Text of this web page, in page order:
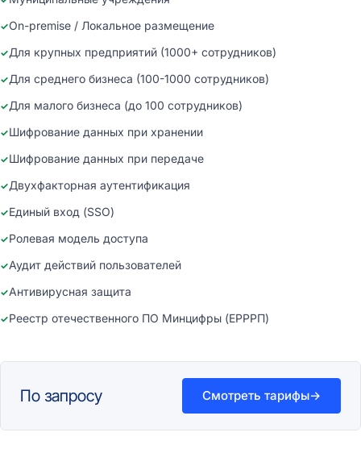
On-premise / Локальное размещение
Для крупных предприятий (1000+ сотрудников)
Для среднего бизнеса (100-1000 сотрудников)
Для малого бизнеса (до 100 сотрудников)
Шифрование данных при хранении
Шифрование данных при передаче
Двухфакторная аутентификация
Единый вход (SSO)
Ролевая модель доступа
Аудит действий пользователей
Антивирусная защита
Реестр отечественного ПО Минцифры (ЕРРРП)
По запросу Смотреть тарифы→